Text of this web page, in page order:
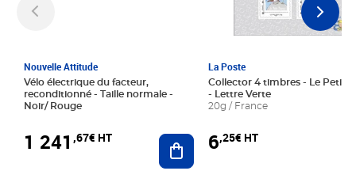
Nouvelle Attitude
Vélo électrique du facteur,
reconditionné - Taille normale -
Noir/ Rouge
1 241 ,67€ HT Ajouter au panier
La Poste
Collector 4 timbres - Le Petit
- Lettre Verte
20g / France
6,25€ HT